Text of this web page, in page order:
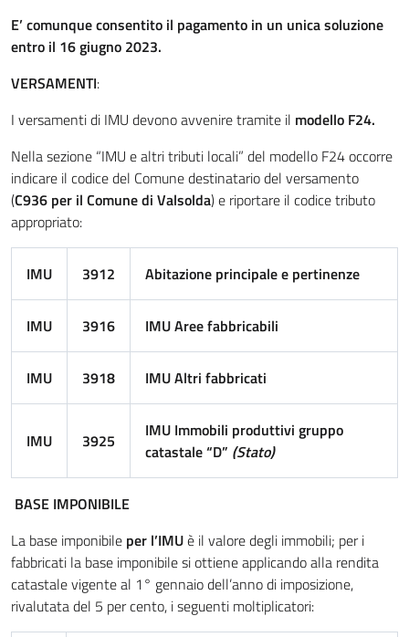
E’ comunque consentito il pagamento in un unica soluzione
entro il 16 giugno 2023.
VERSAMENTI:
I versamenti di IMU devono avvenire tramite il modello F24.
Nella sezione “IMU e altri tributi locali” del modello F24 occorre
indicare il codice del Comune destinatario del versamento
(C936 per il Comune di Valsolda) e riportare il codice tributo
appropriato:
IMU 3912 Abitazione principale e pertinenze
IMU 3916 IMU Aree fabbricabili
IMU 3918 IMU Altri fabbricati
IMU 3925
IMU Immobili produttivi gruppo
catastale “D” (Stato)
BASE IMPONIBILE
La base imponibile per l’IMUè il valore degli immobili; per i
fabbricati la base imponibile si ottiene applicando alla rendita
catastale vigente al 1° gennaio dell’anno di imposizione,
rivalutata del 5 per cento, i seguenti moltiplicatori: